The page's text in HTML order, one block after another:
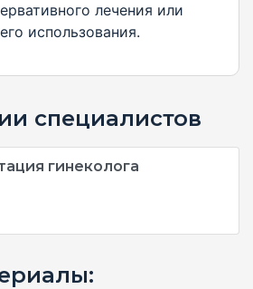
лечения или
использования.
специалистов
гинеколога